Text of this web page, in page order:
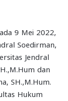
9 Mei 2022,
Soedirman,
Jendral
dan
SH.,M.Hum.
Hukum